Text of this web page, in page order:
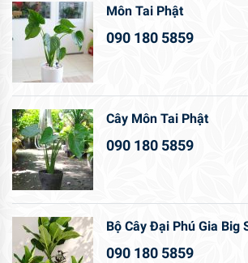
Môn Tai Phật
090 180 5859
Cây Môn Tai Phật
090 180 5859
Bộ Cây Đại Phú Gia Big
090 180 5859